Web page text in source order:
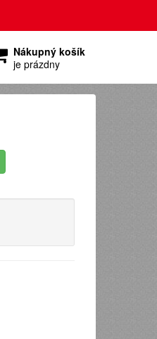
Nákupný košík
je prázdny